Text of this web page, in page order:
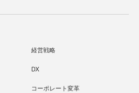
経営戦略
DX
コーポレート変革